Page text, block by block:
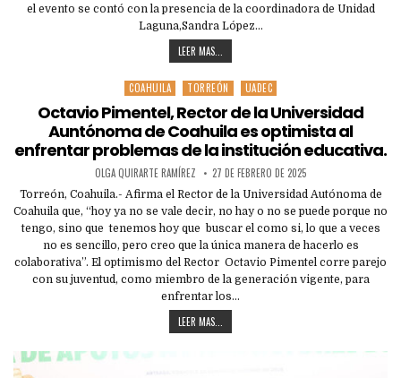
el evento se contó con la presencia de la coordinadora de Unidad
Laguna,Sandra López…
LEER MAS...
Posted
COAHUILA TORREÓN UADEC
Octavio Pimentel, Rector de la Universidad
Auntónoma de Coahuila es optimista al
enfrentar problemas de la institución educativa.
OLGA QUIRARTE RAMÍREZ 27 DE FEBRERO DE 2025
Torreón, Coahuila.- Afirma el Rector de la Universidad Autónoma de
Coahuila que, “hoy ya no se vale decir, no hay o no se puede porque no
tengo, sino que tenemos hoy que buscar el como si, lo que a veces
no es sencillo, pero creo que la única manera de hacerlo es
colaborativa”. El optimismo del Rector Octavio Pimentel corre parejo
con su juventud, como miembro de la generación vigente, para
enfrentar los…
LEER MAS...